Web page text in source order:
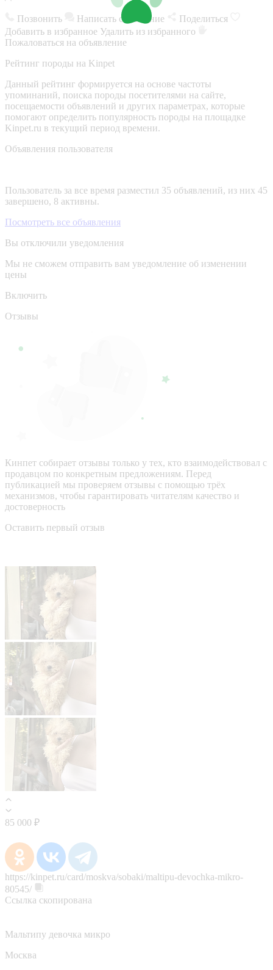
Позвонить Написать сообщение
Поделиться
Добавить в избранное Удалить из избранного
Пожаловаться на объявление
Рейтинг породы на Kinpet
Данный рейтинг формируется на основе частоты
упоминаний, поиска породы посетителями на сайте,
посещаемости объявлений и других параметрах, которые
помогают определить популярность породы на площадке
Kinpet.ru в текущий период времени.
Объявления пользователя
Пользователь за все время разместил 35 объявлений, из них 45
завершено, 8 активны.
Посмотреть все объявления
Вы отключили уведомления
Мы не сможем отправить вам уведомление об изменении
цены
Включить
Отзывы
Кинпет собирает отзывы только у тех, кто взаимодействовал с
продавцом по конкретным предложениям. Перед
публикацией мы проверяем отзывы с помощью трёх
механизмов, чтобы гарантировать читателям качество и
достоверность
Оставить первый отзыв
85 000 ₽
https://kinpet.ru/card/moskva/sobaki/maltipu-devochka-mikro-
80545/
Ссылка скопирована
Мальтипу девочка микро
Москва